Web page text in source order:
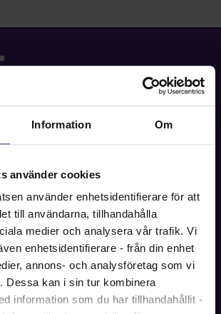
Information Om
använder cookies
använder enhetsidentifierare för att
till användarna, tillhandahålla
medier och analysera vår trafik. Vi
enhetsidentifierare - från din enhet
annons- och analysföretag som vi
Dessa kan i sin tur kombinera
information som du har tillhandahållit -
akademiker i samhällsbärande
med frågor om ditt medlemskap
frågor om din anställning.